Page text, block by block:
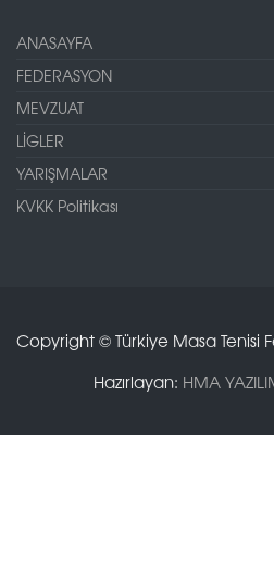
ANASAYFA
FEDERASYON
MEVZUAT
LİGLER
YARIŞMALAR
KVKK Politikası
Copyright © Türkiye Masa Tenisi
Hazırlayan: HMA